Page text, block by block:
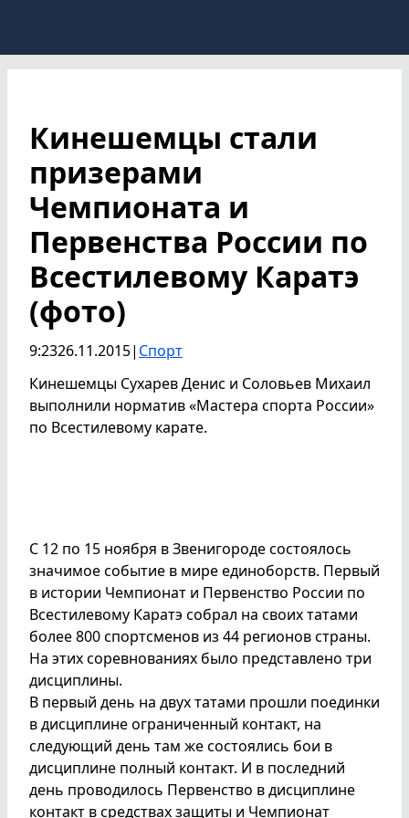
Кинешемцы стали
призерами
Чемпионата и
Первенства России по
Всестилевому Каратэ
(фото)
9:2326.11.2015| Спорт
Кинешемцы Сухарев Денис и Соловьев Михаил
выполнили норматив «Мастера спорта России»
по Всестилевому карате.
С 12 по 15 ноября в Звенигороде состоялось
значимое событие в мире единоборств. Первый
в истории Чемпионат и Первенство России по
Всестилевому Каратэ собрал на своих татами
более 800 спортсменов из 44 регионов страны.
На этих соревнованиях было представлено три
дисциплины.
В первый день на двух татами прошли поединки
в дисциплине ограниченный контакт, на
следующий день там же состоялись бои в
дисциплине полный контакт. И в последний
день проводилось Первенство в дисциплине
контакт в средствах защиты и Чемпионат